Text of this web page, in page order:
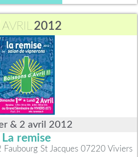
AVRIL2012
& 2 avril 2012
La remise
Faubourg St Jacques 07220 Viviers